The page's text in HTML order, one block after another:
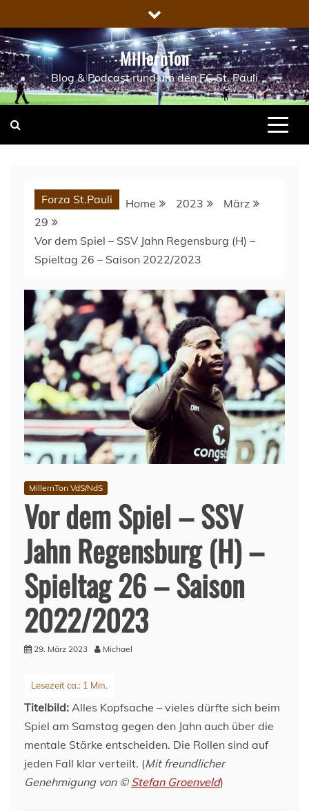
to
content
MillernTon
Blog & Podcast rund um den FC St. Pauli
Forza St.Pauli Home 2023
März
29
Vor dem Spiel – SSV Jahn Regensburg (H) –
Spieltag 26 – Saison 2022/2023
MillernTon VdS/NdS
Vor dem Spiel – SSV
Jahn Regensburg (H) –
Spieltag 26 – Saison
2022/2023
29. März 2023 Michael
Titelbild: Alles Kopfsache – vieles dürfte sich beim
Spiel am Samstag gegen den Jahn auch über die
mentale Stärke entscheiden. Die Rollen sind auf
jeden Fall klar verteilt. (Mit freundlicher
Genehmigung von © Stefan Groenveld)